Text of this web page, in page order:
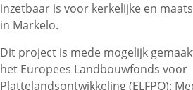
inzetbaar is voor kerkelijke en
in Markelo.
Dit project is mede mogelijk
het Europees Landbouwfonds voor
Plattelandsontwikkeling (ELFPO):